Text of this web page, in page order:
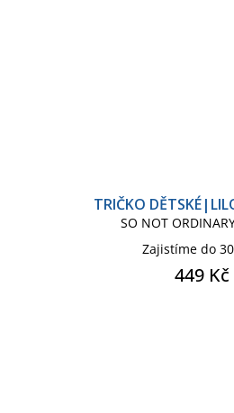
TRIČKO
SO NOT
Zajistíme do
449 Kč